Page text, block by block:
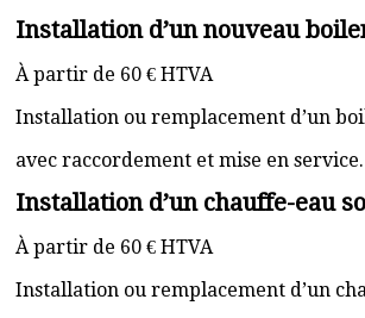
Installation d’un nouveau
À partir de 60 € HTVA
Installation ou remplacement d’un
avec raccordement et mise en service.
Installation d’un chauffe-eau
À partir de 60 € HTVA
Installation ou remplacement d’un